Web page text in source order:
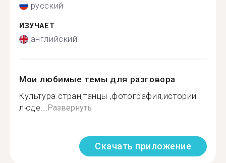
русский
ИЗУЧАЕТ
английский
Мои любимые темы для разговора
Культура стран,танцы ,фотография,истории
люде...Развернуть
Скачать приложение